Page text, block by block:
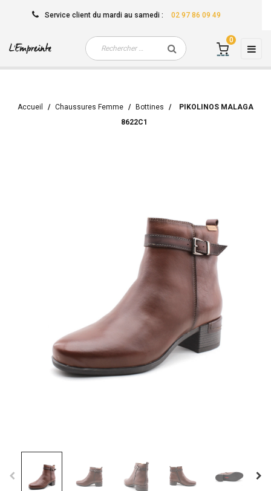
Service client du mardi au samedi : 02 97 86 09 49
☰
0
Accueil Chaussures Femme Bottines
PIKOLINOS MALAGA
8622C1